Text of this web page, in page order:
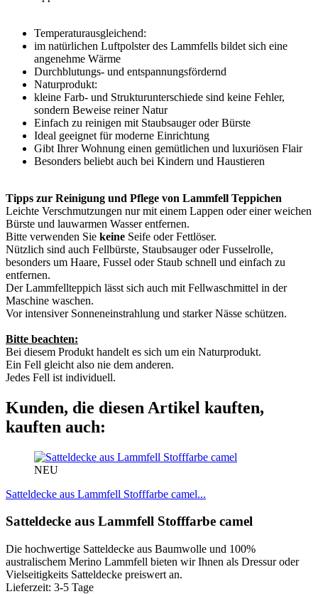
Temperaturausgleichend:
im natürlichen Luftpolster des Lammfells bildet sich eine
angenehme Wärme
Durchblutungs- und entspannungsfördernd
Naturprodukt:
kleine Farb- und Strukturunterschiede sind keine Fehler,
sondern Beweise reiner Natur
Einfach zu reinigen mit Staubsauger oder Bürste
Ideal geeignet für moderne Einrichtung
Gibt Ihrer Wohnung einen gemütlichen und luxuriösen Flair
Besonders beliebt auch bei Kindern und Haustieren
Tipps zur Reinigung und Pflege von Lammfell Teppichen
Leichte Verschmutzungen nur mit einem Lappen oder einer weichen
Bürste und lauwarmen Wasser entfernen.
Bitte verwenden Sie keine Seife oder Fettlöser.
Nützlich sind auch Fellbürste, Staubsauger oder Fusselrolle,
besonders um Haare, Fussel oder Staub schnell und einfach zu
entfernen.
Der Lammfellteppich lässt sich auch mit Fellwaschmittel in der
Maschine waschen.
Vor intensiver Sonneneinstrahlung und starker Nässe schützen.
Bitte beachten:
Bei diesem Produkt handelt es sich um ein Naturprodukt.
Ein Fell gleicht also nie dem anderen.
Jedes Fell ist individuell.
Kunden, die diesen Artikel kauften,
kauften auch:
NEU
Satteldecke aus Lammfell Stofffarbe camel...
Satteldecke aus Lammfell Stofffarbe camel
Die hochwertige Satteldecke aus Baumwolle und 100%
australischem Merino Lammfell bieten wir Ihnen als Dressur oder
Vielseitigkeits Satteldecke preiswert an.
Lieferzeit: 3-5 Tage